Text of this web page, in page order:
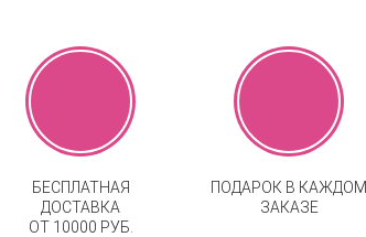
БЕСПЛАТНАЯ
ДОСТАВКА
ОТ 10000 РУБ.
ПОДАРОК В КАЖДОМ
ЗАКАЗЕ